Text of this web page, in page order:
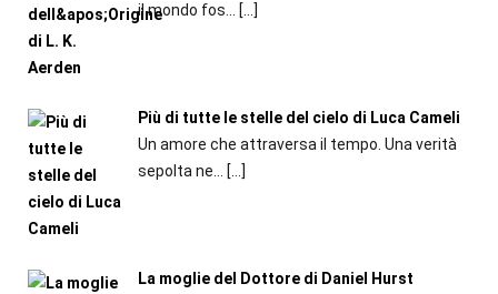
il mondo fos...
[…]
Più di tutte le stelle del cielo di Luca Cameli
Un amore che attraversa il tempo. Una verità
sepolta ne...
[…]
La moglie del Dottore di Daniel Hurst